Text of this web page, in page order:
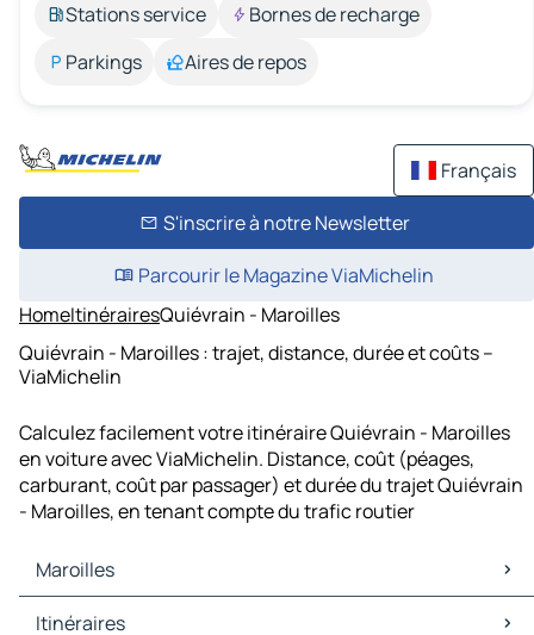
Stations service
Bornes de recharge
Parkings
Aires de repos
Français
S'inscrire à notre Newsletter
Parcourir le Magazine ViaMichelin
HomeItinérairesQuiévrain - Maroilles
Quiévrain - Maroilles : trajet, distance, durée et coûts –
ViaMichelin
Calculez facilement votre itinéraire Quiévrain - Maroilles
en voiture avec ViaMichelin. Distance, coût (péages,
carburant, coût par passager) et durée du trajet Quiévrain
- Maroilles, en tenant compte du trafic routier
Maroilles
Maroilles Cartes et plans
Itinéraires